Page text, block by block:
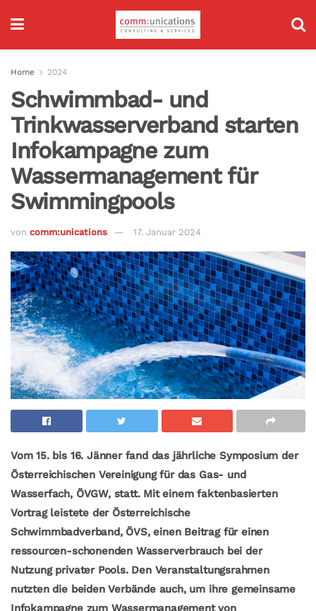
Home 2024
Schwimmbad- und
Trinkwasserverband starten
Infokampagne zum
Wassermanagement für
Swimmingpools
von comm:unications 17. Januar 2024
Vom 15. bis 16. Jänner fand das jährliche Symposium der
Österreichischen Vereinigung für das Gas- und
Wasserfach, ÖVGW, statt. Mit einem faktenbasierten
Vortrag leistete der Österreichische
Schwimmbadverband, ÖVS, einen Beitrag für einen
ressourcen-schonenden Wasserverbrauch bei der
Nutzung privater Pools. Den Veranstaltungsrahmen
nutzten die beiden Verbände auch, um ihre gemeinsame
Infokampagne zum Wassermanagement von